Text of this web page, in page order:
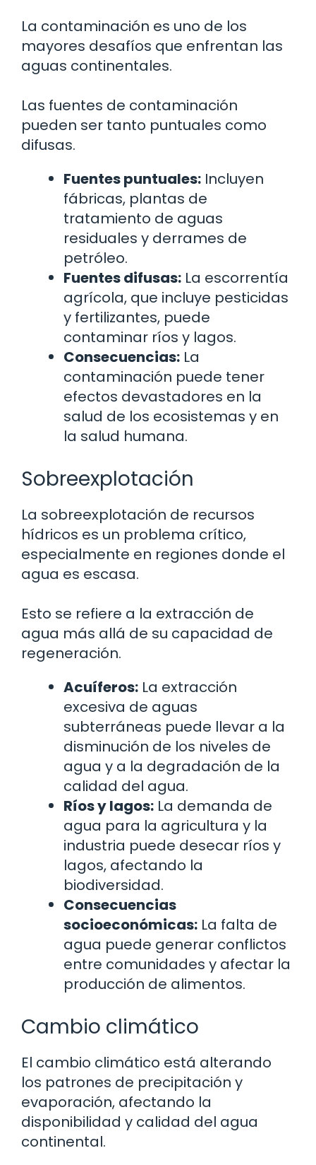
La contaminación es uno de los
mayores desafíos que enfrentan las
aguas continentales.
Las fuentes de contaminación
pueden ser tanto puntuales como
difusas.
Fuentes puntuales: Incluyen
fábricas, plantas de
tratamiento de aguas
residuales y derrames de
petróleo.
Fuentes difusas: La escorrentía
agrícola, que incluye pesticidas
y fertilizantes, puede
contaminar ríos y lagos.
Consecuencias: La
contaminación puede tener
efectos devastadores en la
salud de los ecosistemas y en
la salud humana.
Sobreexplotación
La sobreexplotación de recursos
hídricos es un problema crítico,
especialmente en regiones donde el
agua es escasa.
Esto se refiere a la extracción de
agua más allá de su capacidad de
regeneración.
Acuíferos: La extracción
excesiva de aguas
subterráneas puede llevar a la
disminución de los niveles de
agua y a la degradación de la
calidad del agua.
Ríos y lagos: La demanda de
agua para la agricultura y la
industria puede desecar ríos y
lagos, afectando la
biodiversidad.
Consecuencias
socioeconómicas: La falta de
agua puede generar conflictos
entre comunidades y afectar la
producción de alimentos.
Cambio climático
El cambio climático está alterando
los patrones de precipitación y
evaporación, afectando la
disponibilidad y calidad del agua
continental.